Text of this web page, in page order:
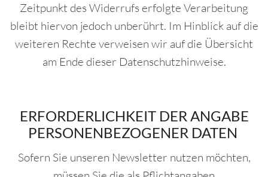
Zeitpunkt des Widerrufs erfolgte Verarbeitung
bleibt hiervon jedoch unberührt. Im Hinblick auf die
weiteren Rechte verweisen wir auf die Übersicht
am Ende dieser Datenschutzhinweise.
ERFORDERLICHKEIT DER ANGABE
PERSONENBEZOGENER DATEN
Sofern Sie unseren Newsletter nutzen möchten,